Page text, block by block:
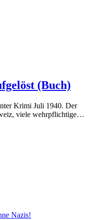
(Buch)
Krimi Juli 1940. Der
viele wehrpflichtige…